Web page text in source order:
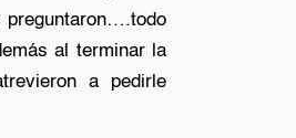
preguntaron….todo
al terminar la
a pedirle